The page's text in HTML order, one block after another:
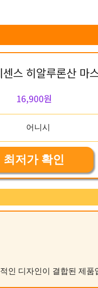
스 히알루론산 마
16,900원
최저가 확인
인 디자인이 결합된 제품